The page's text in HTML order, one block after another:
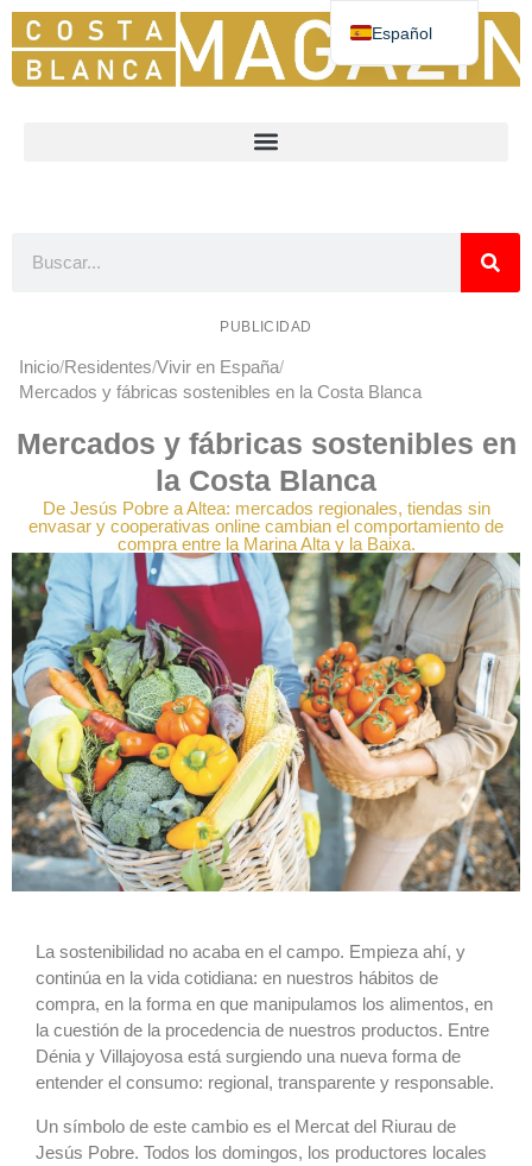
PUBLICIDAD
Inicio Residentes Vivir en España
Mercados y fábricas sostenibles en la Costa Blanca
Mercados y fábricas sostenibles en
la Costa Blanca
De Jesús Pobre a Altea: mercados regionales, tiendas sin
envasar y cooperativas online cambian el comportamiento de
compra entre la Marina Alta y la Baixa.
La sostenibilidad no acaba en el campo. Empieza ahí, y
continúa en la vida cotidiana: en nuestros hábitos de
compra, en la forma en que manipulamos los alimentos, en
la cuestión de la procedencia de nuestros productos. Entre
Dénia y Villajoyosa está surgiendo una nueva forma de
entender el consumo: regional, transparente y responsable.
Un símbolo de este cambio es el Mercat del Riurau de
Jesús Pobre. Todos los domingos, los productores locales
Español
Deutsch